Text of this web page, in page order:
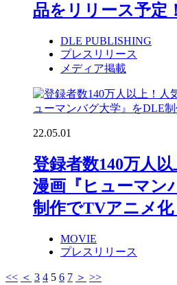
品をリリース予定
DLE PUBLISHING
プレスリリース
メディア掲載
22.05.01
登録者数140万人
漫画『ヒューマン
制作でTVアニメ化
MOVIE
プレスリリース
<< ＜ 3 4 5 6 7 ＞ >>